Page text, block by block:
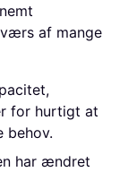
af mange
for hurtigt at
behov.
har ændret